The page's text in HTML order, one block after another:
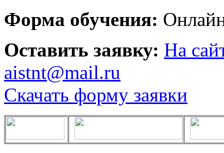
Форма обучения:
Оставить заявку: На
aistnt@mail.ru
Скачать форму заявки